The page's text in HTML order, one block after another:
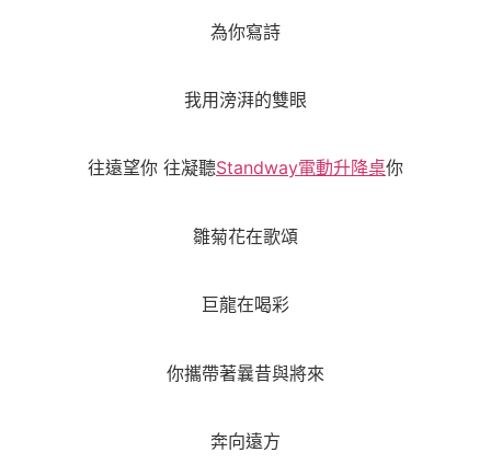
為你寫詩
我用滂湃的雙眼
往遠望你 往凝聽Standway電動升降桌你
雛菊花在歌頌
巨龍在喝彩
你攜帶著曩昔與將來
奔向遠方